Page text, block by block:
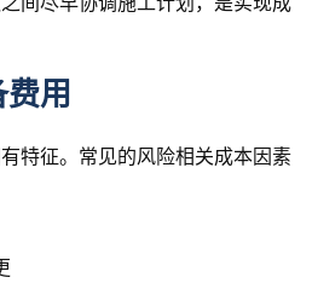
用
特征。常见的风险相关成本因素